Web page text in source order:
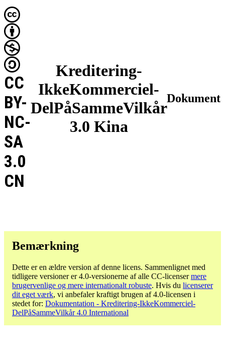
Kreditering-
IkkeKommerciel-
DelPåSammeVilkår
3.0 Kina
CC
BY-
NC-
SA
3.0
CN
Bemærkning
Dette er en ældre version af denne licens. Sammenlignet med
tidligere versioner er 4.0-versionerne af alle CC-licensermere
brugervenlige og mere internationalt robuste. Hvis du licenserer
dit eget værk, vi anbefaler kraftigt brugen af ​​4.0-licensen i
stedet for: Dokumentation - Kreditering-IkkeKommerciel-
DelPåSammeVilkår 4.0 International